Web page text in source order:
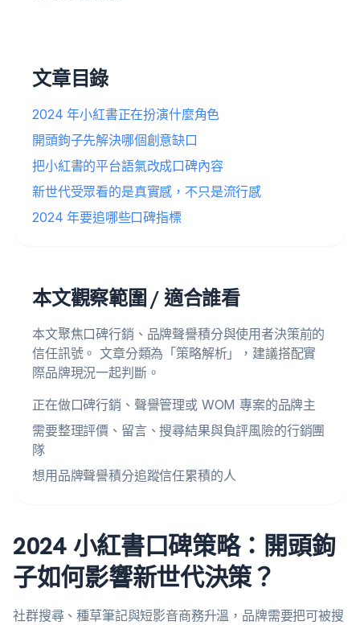
文章目錄
2024 年小紅書正在扮演什麼角色
開頭鉤子先解決哪個創意缺口
把小紅書的平台語氣改成口碑內容
新世代受眾看的是真實感，不只是流行感
2024 年要追哪些口碑指標
本文觀察範圍 / 適合誰看
本文聚焦口碑行銷、品牌聲譽積分與使用者決策前的
信任訊號。 文章分類為「策略解析」，建議搭配實
際品牌現況一起判斷。
正在做口碑行銷、聲譽管理或 WOM 專案的品牌主
需要整理評價、留言、搜尋結果與負評風險的行銷團
隊
想用品牌聲譽積分追蹤信任累積的人
2024 小紅書口碑策略：開頭鉤
子如何影響新世代決策？
社群搜尋、種草筆記與短影音商務升溫，品牌需要把可被搜